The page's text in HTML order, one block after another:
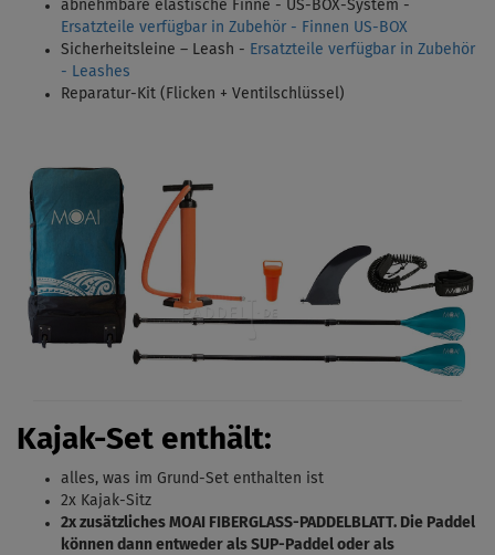
abnehmbare elastische Finne - US-BOX-System -
Ersatzteile verfügbar in Zubehör - Finnen US-BOX
Sicherheitsleine – Leash - Ersatzteile verfügbar in Zubehör
- Leashes
Reparatur-Kit (Flicken + Ventilschlüssel)
Kajak-Set enthält:
alles, was im Grund-Set enthalten ist
2x Kajak-Sitz
2x zusätzliches MOAI FIBERGLASS-PADDELBLATT. Die Paddel
können dann entweder als SUP-Paddel oder als